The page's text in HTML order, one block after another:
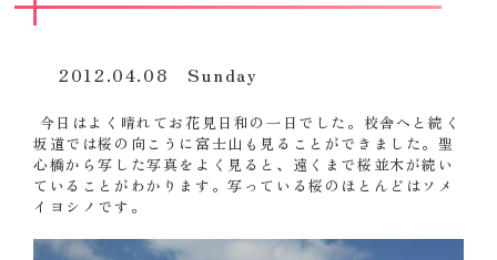
2012.04.08 Sunday
今日はよく晴れてお花見日和の一日でした。校舎へと続く
坂道では桜の向こうに富士山も見ることができました。聖
心橋から写した写真をよく見ると、遠くまで桜並木が続い
ていることがわかります。写っている桜のほとんどはソメ
イヨシノです。